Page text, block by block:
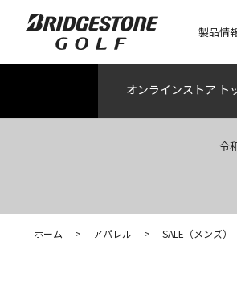
製品情
オンラインストア ト
令
ホーム > アパレル > SALE（メンズ）